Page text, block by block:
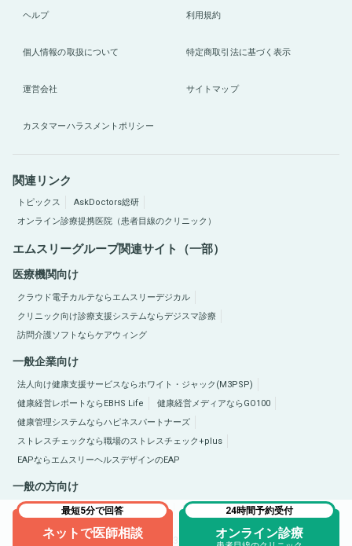
最短5分で回答
ネットで医師相談
24時間予約受付
オンライン診療
ヘルプ 利用規約
個人情報の取扱について 特定商取引法に基づく表示
運営会社 サイトマップ
カスタマーハラスメントポリシー
関連リンク
トピックス
AskDoctors総研
オンライン診療提携医院（患者目線のクリニック）
エムスリーグループ関連サイト（一部）
医療機関向け
クラウド電子カルテならエムスリーデジカル
クリニック向け診療支援システムならデジスマ診療
訪問介護ソフトならケアウィング
一般企業向け
法人向け健康支援サービスならホワイト・ジャック(M3PSP)
健康経営レポートならEBHS Life
健康経営メディアならGO100
健康管理システムならハピネスパートナーズ
ストレスチェックなら職場のストレスチェック+plus
EAPならエムスリーヘルスデザインのEAP
一般の方向け
医療総合サイトQLife（キューライフ） 肥満症総合サイトならひまんラボ
Copyright © 2005-2026 M3, Inc. All Rights Reserved.